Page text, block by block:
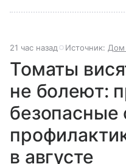
21 час назад Источник: Дом
Томаты
не болеют:
безопасные
в августе